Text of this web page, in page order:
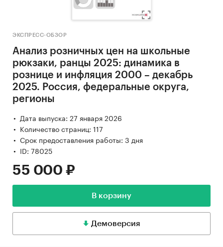
ЭКСПРЕСС-ОБЗОР
Анализ розничных цен на школьные
рюкзаки, ранцы 2025: динамика в
рознице и инфляция 2000 – декабрь
2025. Россия, федеральные округа,
регионы
Дата выпуска: 27 января 2026
Количество страниц: 117
Срок предоставления работы: 3 дня
ID: 78025
55 000 ₽
В корзину
Демоверсия